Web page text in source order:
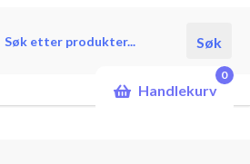
Søk
Handlekurv
0